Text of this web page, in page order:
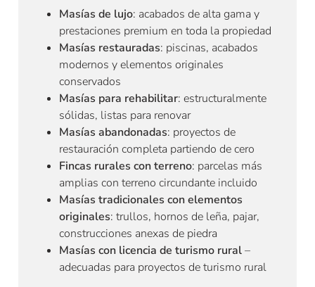
Masías de lujo: acabados de alta gama y
prestaciones premium en toda la propiedad
Masías restauradas: piscinas, acabados
modernos y elementos originales
conservados
Masías para rehabilitar: estructuralmente
sólidas, listas para renovar
Masías abandonadas: proyectos de
restauración completa partiendo de cero
Fincas rurales con terreno: parcelas más
amplias con terreno circundante incluido
Masías tradicionales con elementos
originales: trullos, hornos de leña, pajar,
construcciones anexas de piedra
Masías con licencia de turismo rural–
adecuadas para proyectos de turismo rural